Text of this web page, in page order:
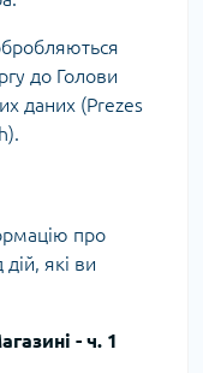
до Голови
даних (Prezes
про
які ви
- ч. 1